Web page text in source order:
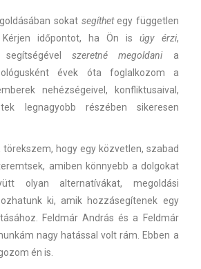
sokat segíthetegy független
időpontot, ha Ön isúgy érzi,
segítségévelszeretné megoldani a
évek óta foglalkozom a
nehézségeivel, konfliktusaival,
legnagyobb részében sikeresen
hogy egy közvetlen, szabad
amiben könnyebb a dolgokat
olyan alternatívákat, megoldási
ki, amik hozzásegítenek egy
Feldmár András és a Feldmár
nagy hatással volt rám. Ebben a
én is.